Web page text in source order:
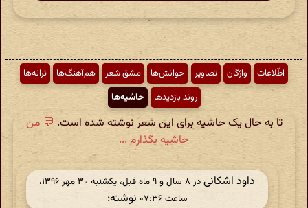
اطّلاعات واژگان تصاویر خوانش‌ها مشق شعر هم‌آهنگ‌ها
ترانه‌ها
روند بازدیدها
حاشیه‌ها
تا به حال یک حاشیه برای این شعر نوشته شده است. 💬 من
حاشیه بگذارم ...
داود اشکانی
در ‫۸ سال و ۹ ماه قبل، یکشنبه ۳۰ مهر ۱۳۹۶،
ساعت ۰۷:۳۶
نوشته: